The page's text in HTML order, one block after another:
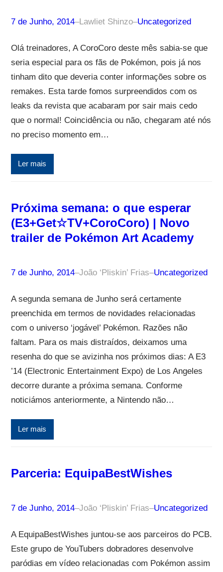
7 de Junho, 2014–Lawliet Shinzo–Uncategorized
Olá treinadores, A CoroCoro deste mês sabia-se que
seria especial para os fãs de Pokémon, pois já nos
tinham dito que deveria conter informações sobre os
remakes. Esta tarde fomos surpreendidos com os
leaks da revista que acabaram por sair mais cedo
que o normal! Coincidência ou não, chegaram até nós
no preciso momento em…
Ler mais
Próxima semana: o que esperar
(E3+Get☆TV+CoroCoro) | Novo
trailer de Pokémon Art Academy
7 de Junho, 2014–João ‘Pliskin’ Frias–Uncategorized
A segunda semana de Junho será certamente
preenchida em termos de novidades relacionadas
com o universo ‘jogável’ Pokémon. Razões não
faltam. Para os mais distraídos, deixamos uma
resenha do que se avizinha nos próximos dias: A E3
’14 (Electronic Entertainment Expo) de Los Angeles
decorre durante a próxima semana. Conforme
noticiámos anteriormente, a Nintendo não…
Ler mais
Parceria: EquipaBestWishes
7 de Junho, 2014–João ‘Pliskin’ Frias–Uncategorized
A EquipaBestWishes juntou-se aos parceiros do PCB.
Este grupo de YouTubers dobradores desenvolve
paródias em vídeo relacionadas com Pokémon assim